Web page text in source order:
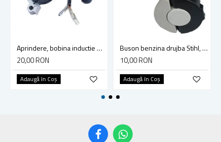
Aprindere, bobina inductie motocoasa chinezeasca TL43 TL 52, Ruris Dac 210, Dac 310
20,00 RON
Adaugă în Coş
Buson benzina drujba Stihl, model cu clapeta
10,00 RON
Adaugă în Coş